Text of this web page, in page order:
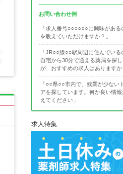
お問い合わせ例
「求人番号○○○○○○に興味がある
を教えていただけますか？」
「JR○○線○○駅周辺に住んでいる
自宅から30分で通える薬局を探
が、おすすめの求人はありますか
「○○県○○市内で、残業が少ない
アを探しています。何か良い情
えてください」
求人特集